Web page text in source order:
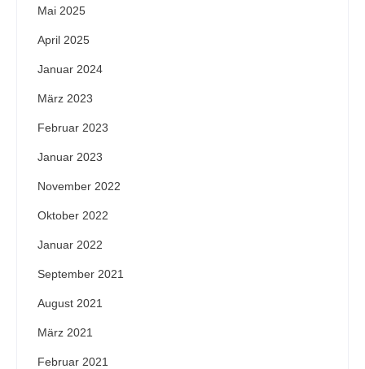
Mai 2025
April 2025
Januar 2024
März 2023
Februar 2023
Januar 2023
November 2022
Oktober 2022
Januar 2022
September 2021
August 2021
März 2021
Februar 2021